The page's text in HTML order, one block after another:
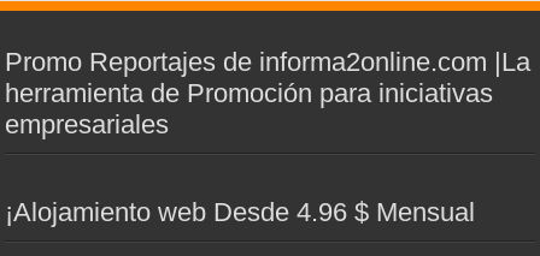
Promo Reportajes de informa2online.com |La
herramienta de Promoción para iniciativas
empresariales
¡Alojamiento web Desde 4.96 $ Mensual